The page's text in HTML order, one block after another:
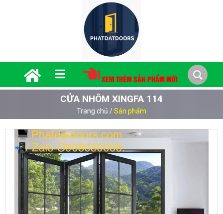
XEM THÊM SẢN PHẨM MỚI
CỬA NHÔM XINGFA 114
Trang chủ / Sản phẩm